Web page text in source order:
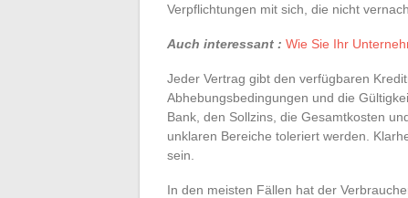
Verpflichtungen mit sich, die nicht
Auch interessant : Wie Sie Ihr
Jeder Vertrag gibt den verfügbaren
Abhebungsbedingungen und die
Bank, den Sollzins, die Gesamtkosten
unklaren Bereiche toleriert werden.
sein.
In den meisten Fällen hat der